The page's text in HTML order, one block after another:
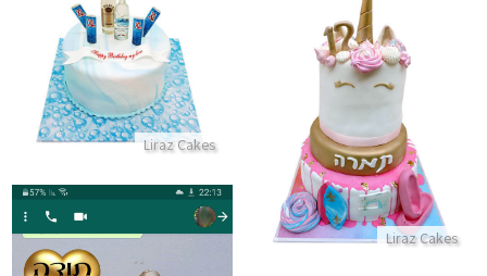
Liraz Cakes
עוגת יום הולדת עם אלכוהול
התקשר/י
Liraz Cakes
עוגת בת מצווה מיוחדת עם תחביבים גלישה ריקוד תפירה וחד קרן